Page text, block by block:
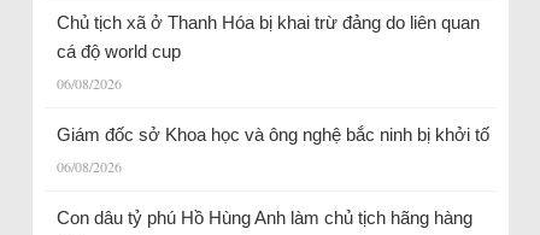
Chủ tịch xã ở Thanh Hóa bị khai trừ đảng do liên quan
cá độ world cup
06/08/2026
Giám đốc sở Khoa học và ông nghệ bắc ninh bị khởi tố
06/08/2026
Con dâu tỷ phú Hồ Hùng Anh làm chủ tịch hãng hàng